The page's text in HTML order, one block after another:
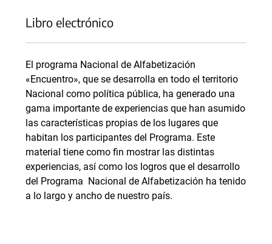
Libro electrónico
El programa Nacional de Alfabetización
«Encuentro», que se desarrolla en todo el territorio
Nacional como política pública, ha generado una
gama importante de experiencias que han asumido
las características propias de los lugares que
habitan los participantes del Programa. Este
material tiene como fin mostrar las distintas
experiencias, así como los logros que el desarrollo
del Programa Nacional de Alfabetización ha tenido
a lo largo y ancho de nuestro país.